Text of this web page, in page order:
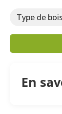
Type de bois
En